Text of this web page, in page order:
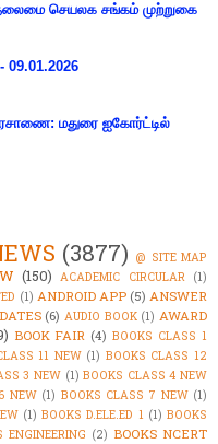
தலைமை செயலக சங்கம் முற்றுகை
09.01.2026
மதுரை ஐகோர்ட்டில்
(3877) @ SITE MAP
(150) ACADEMIC CIRCULAR (1)
(1) ANDROID APP (5) ANSWER
(6) AUDIO BOOK (1) AWARD
BOOK FAIR (4) BOOKS CLASS 1
11 NEW (1) BOOKS CLASS 12
3 NEW (1) BOOKS CLASS 4 NEW
NEW (1) BOOKS CLASS 7 NEW (1)
(1) BOOKS D.ELE.ED 1 (1) BOOKS
ENGINEERING (2) BOOKS NCERT